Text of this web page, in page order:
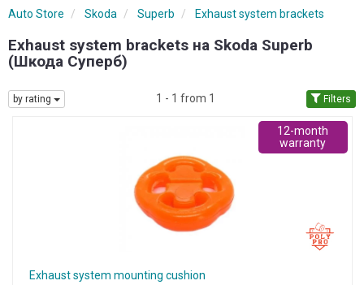
Auto Store Skoda Superb Exhaust system brackets
Exhaust system brackets на Skoda Superb
(Шкода Суперб)
by rating 1 - 1 from 1 Filters
Exhaust system mounting cushion
12-month
warranty